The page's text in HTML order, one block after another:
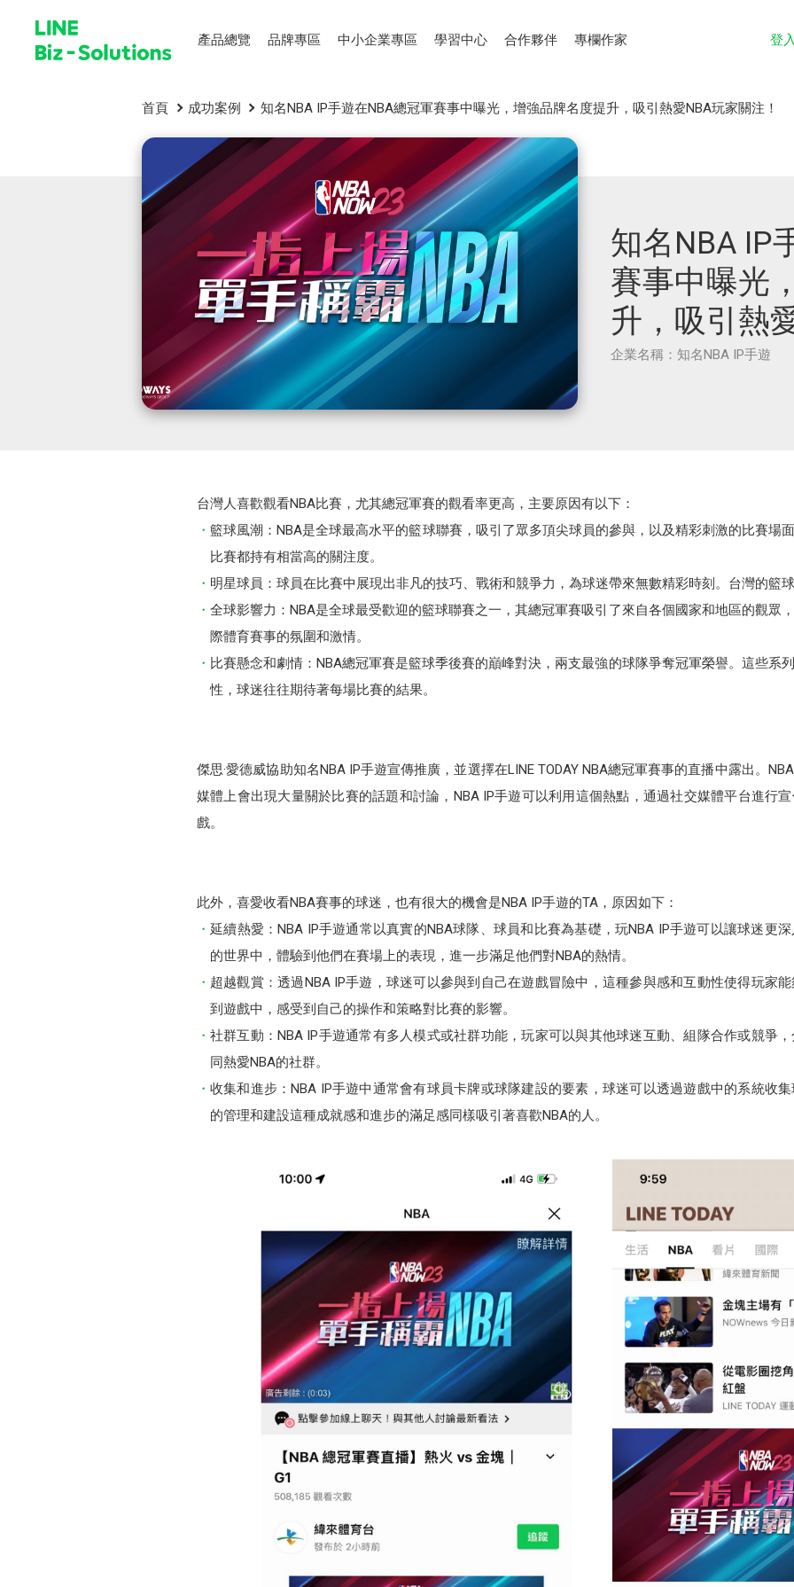
產品總覽 品牌專區 中小企業專區 學習中心 合作夥伴 專欄作家 登
首頁 成功案例 知名NBA IP手遊在NBA總冠軍賽事中曝光，增強品牌名度提升，吸引熱愛NBA玩家關注！
知名NBA IP
賽事中曝光
升，吸引熱
企業名稱：知名NBA IP手遊
台灣人喜歡觀看NBA比賽，尤其總冠軍賽的觀看率更高，主要原因有以下：
籃球風潮：NBA是全球最高水平的籃球聯賽，吸引了眾多頂尖球員的參與，以及精彩刺激的比賽場
比賽都持有相當高的關注度。
明星球員：球員在比賽中展現出非凡的技巧、戰術和競爭力，為球迷帶來無數精彩時刻。台灣的籃
全球影響力：NBA是全球最受歡迎的籃球聯賽之一，其總冠軍賽吸引了來自各個國家和地區的觀眾
際體育賽事的氛圍和激情。
比賽懸念和劇情：NBA總冠軍賽是籃球季後賽的巔峰對決，兩支最強的球隊爭奪冠軍榮譽。這些系
性，球迷往往期待著每場比賽的結果。
傑思·愛德威協助知名NBA IP手遊宣傳推廣，並選擇在LINE TODAY NBA總冠軍賽事的直播中露出。
媒體上會出現大量關於比賽的話題和討論，NBA IP手遊可以利用這個熱點，通過社交媒體平台進行
戲。
此外，喜愛收看NBA賽事的球迷，也有很大的機會是NBA IP手遊的TA，原因如下：
延續熱愛：NBA IP手遊通常以真實的NBA球隊、球員和比賽為基礎，玩NBA IP手遊可以讓球迷更
的世界中，體驗到他們在賽場上的表現，進一步滿足他們對NBA的熱情。
超越觀賞：透過NBA IP手遊，球迷可以參與到自己在遊戲冒險中，這種參與感和互動性使得玩家
到遊戲中，感受到自己的操作和策略對比賽的影響。
社群互動：NBA IP手遊通常有多人模式或社群功能，玩家可以與其他球迷互動、組隊合作或競爭
同熱愛NBA的社群。
收集和進步：NBA IP手遊中通常會有球員卡牌或球隊建設的要素，球迷可以透過遊戲中的系統收
的管理和建設這種成就感和進步的滿足感同樣吸引著喜歡NBA的人。